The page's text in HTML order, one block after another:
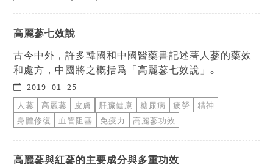
高麗蔘七效說
古今中外，許多韓國和中國醫藥書記述著人蔘的藥效
和處方，中國將之概括爲「高麗蔘七效說」。
2019-01-25
人蔘
高麗蔘 皮膚 肝臟健康 糖尿病 疲勞
精神
身體修復
血管阻塞 免疫力 高麗蔘功效
高麗蔘與紅蔘的主要成分與多重功效